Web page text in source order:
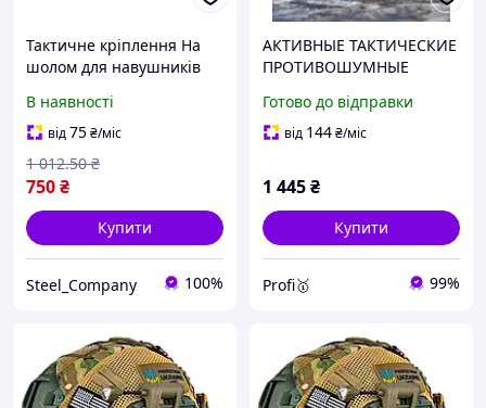
Тактичне кріплення На
шолом для навушників
койот
В наявності
від75₴/міс
750₴
1 012.50 ₴
Купити
Steel_Company 100%
АКТИВНЫЕ ТАКТИЧЕСКИЕ
ПРОТИВОШУМНЫЕ
ДЛЯ СТРЕЛЬБЫ SLIM
SHOOTER coyot ВТ1124
Готово до відправки
від 144₴/міс
1 445₴
Купити
Profi🥇 99%